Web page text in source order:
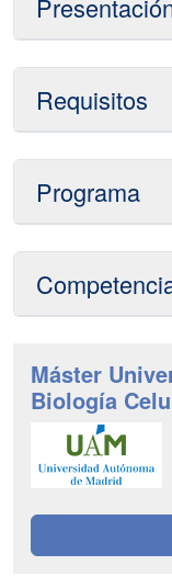
Requisitos
Programa
Máster
Biología